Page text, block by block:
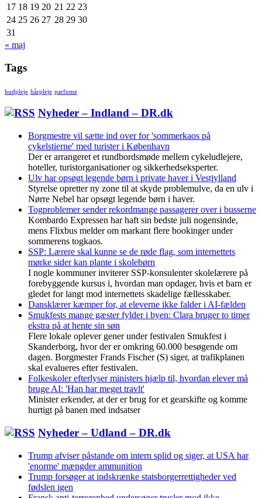
17 18 19 20 21 22 23
24 25 26 27 28 29 30
31
« maj
Tags
hudpleje hårpleje parfume
Nyheder – Indland – DR.dk
Borgmestre vil sætte ind over for 'sommerkaos på
cykelstierne' med turister i København
Der er arrangeret et rundbordsmøde mellem cykeludlejere,
hoteller, turistorganisationer og sikkerhedseksperter.
Ulv har opsøgt legende børn i private haver i Vestjylland
Styrelse opretter ny zone til at skyde problemulve, da en ulv i
Nørre Nebel har opsøgt legende børn i haver.
Togproblemer sender rekordmange passagerer over i busserne
Kombardo Expressen har haft sin bedste juli nogensinde,
mens Flixbus melder om markant flere bookinger under
sommerens togkaos.
SSP: Lærere skal kunne se de røde flag, som internettets
mørke sider kan plante i skolebørn
I nogle kommuner inviterer SSP-konsulenter skolelærere på
forebyggende kursus i, hvordan man opdager, hvis et barn er
gledet for langt mod internettets skadelige fællesskaber.
Dansklærer kæmper for, at eleverne ikke falder i AI-fælden
Smukfests mange gæster fylder i byen: Clara bruger to timer
ekstra på at hente sin søn
Flere lokale oplever gener under festivalen Smukfest i
Skanderborg, hvor der er omkring 60.000 besøgende om
dagen. Borgmester Frands Fischer (S) siger, at trafikplanen
skal evalueres efter festivalen.
Folkeskoler efterlyser ministers hjælp til, hvordan elever må
bruge AI: 'Han har meget travlt'
Minister erkender, at der er brug for et gearskifte og komme
hurtigt på banen med indsatser
Nyheder – Udland – DR.dk
Trump afviser påstande om intern splid og siger, at USA har
'enorme' mængder ammunition
Trump forsøger at indskrænke statsborgerrettigheder ved
fødslen igen